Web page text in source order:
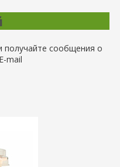
получайте сообщения о
mail